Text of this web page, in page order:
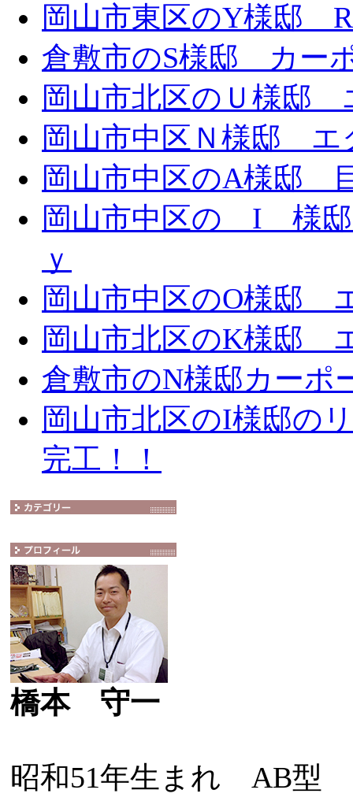
岡山市東区のY様邸
倉敷市のS様邸 カー
岡山市北区のＵ様邸
岡山市中区Ｎ様邸 エ
岡山市中区のA様邸
岡山市中区の I 様
ｙ
岡山市中区のO様邸
岡山市北区のK様邸
倉敷市のN様邸カーポ
岡山市北区のI様邸の
完工！！
橋本 守一
昭和51年生まれ AB型